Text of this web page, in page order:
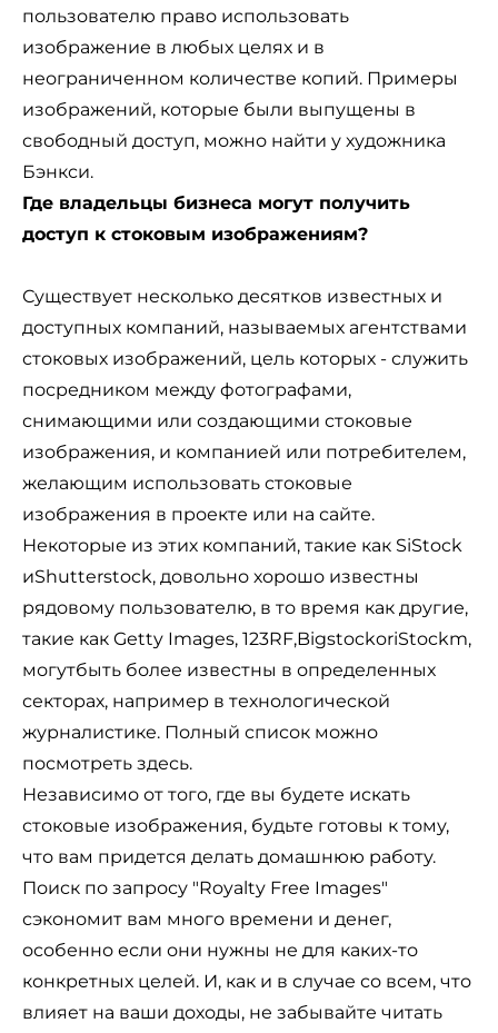
пользователю право использовать
изображение в любых целях и в
неограниченном количестве копий. Примеры
изображений, которые были выпущены в
свободный доступ, можно найти у художника
Бэнкси.
Где владельцы бизнеса могут получить
доступ к стоковым изображениям?
Существует несколько десятков известных и
доступных компаний, называемых агентствами
стоковых изображений, цель которых - служить
посредником между фотографами,
снимающими или создающими стоковые
изображения, и компанией или потребителем,
желающим использовать стоковые
изображения в проекте или на сайте.
Некоторые из этих компаний, такие как SiStock
иShutterstock, довольно хорошо известны
рядовому пользователю, в то время как другие,
такие как Getty Images, 123RF,BigstockoriStockm,
могутбыть более известны в определенных
секторах, например в технологической
журналистике. Полный список можно
посмотреть здесь.
Независимо от того, где вы будете искать
стоковые изображения, будьте готовы к тому,
что вам придется делать домашнюю работу.
Поиск по запросу "Royalty Free Images"
сэкономит вам много времени и денег,
особенно если они нужны не для каких-то
конкретных целей. И, как и в случае со всем, что
влияет на ваши доходы, не забывайте читать